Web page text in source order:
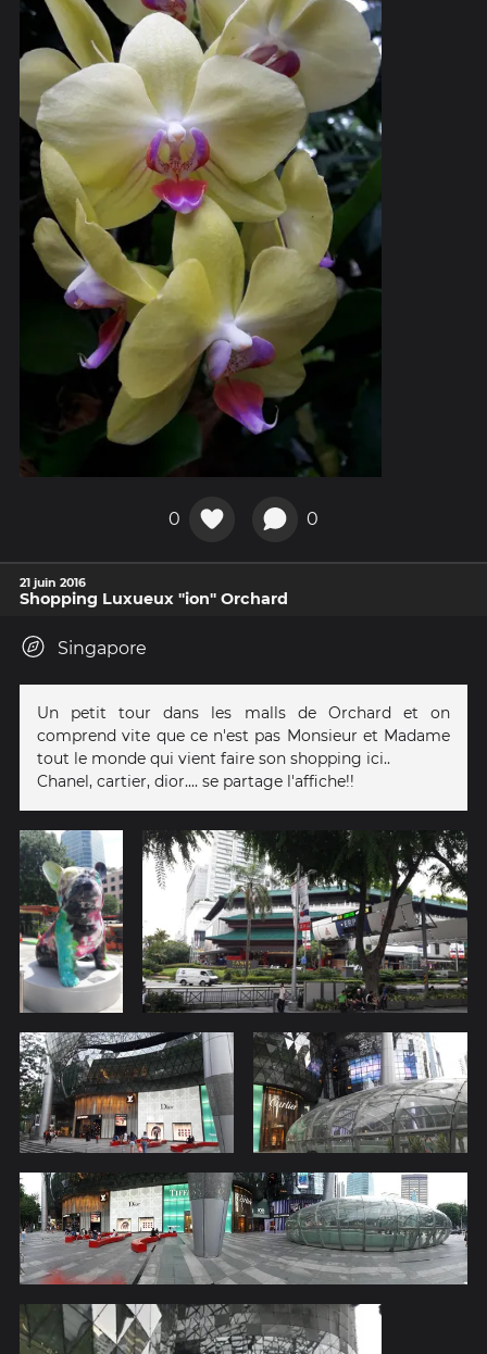
0 0
21 juin 2016
Shopping Luxueux "ion" Orchard
Singapore
Un petit tour dans les malls de Orchard et on
comprend vite que ce n'est pas Monsieur et Madame
tout le monde qui vient faire son shopping ici..
Chanel, cartier, dior.... se partage l'affiche!!